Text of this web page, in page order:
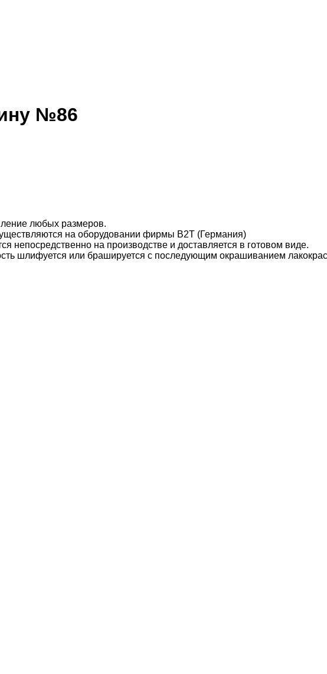
№86
любых размеров.
на оборудовании фирмы B2T (Германия)
непосредственно на производстве и доставляется в готовом виде.
шлифуется или брашируется с последующим окрашиванием